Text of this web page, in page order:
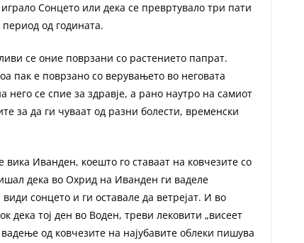
Сонцето или дека се превртувало три пати
од годината.
се оние поврзани со растението папрат.
пак е поврзано со верувањето во неговата
него се спие за здравје, а рано наутро на самиот
за да ги чуваат од разни болести, временски
Иванден, коешто го ставаат на ковчезите со
дека во Охрид на Иванден ги ваделе
сонцето и ги оставале да ветрејат. И во
дека тој ден во Воден, треви лековити „висеет
од ковчезите на најубавите облеки пишува